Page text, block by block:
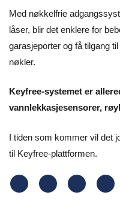
Med nøkkelfrie
låser, blir det enklere for
garasjeporter og få tilgang
nøkler.
Keyfree-systemet er
vannlekkasjesensorer,
I tiden som kommer vil det
til Keyfree-plattformen.